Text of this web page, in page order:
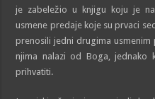
je zabeležio u knjigu koju je
usmene predaje koje su prvaci
prenosili jedni drugima usmenim
njima nalazi od Boga, jednako
prihvatiti.